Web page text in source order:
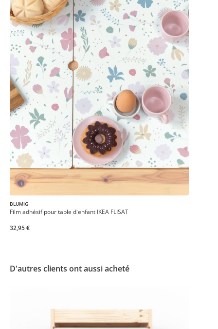
BLUMIG
Film adhésif pour table d'enfant IKEA FLISAT
32,95 €
D'autres clients ont aussi acheté